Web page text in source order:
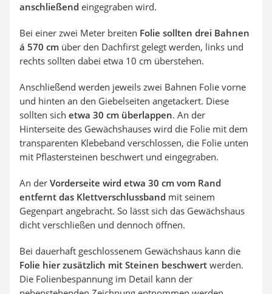
anschließend eingegraben wird.
Bei einer zwei Meter breiten Folie sollten drei Bahnen
á 570 cm über den Dachfirst gelegt werden, links und
rechts sollten dabei etwa 10 cm überstehen.
Anschließend werden jeweils zwei Bahnen Folie vorne
und hinten an den Giebelseiten angetackert. Diese
sollten sich etwa 30 cm überlappen. An der
Hinterseite des Gewächshauses wird die Folie mit dem
transparenten Klebeband verschlossen, die Folie unten
mit Pflastersteinen beschwert und eingegraben.
An der Vorderseite wird etwa 30 cm vom Rand
entfernt das Klettverschlussband mit seinem
Gegenpart angebracht. So lässt sich das Gewächshaus
dicht verschließen und dennoch öffnen.
Bei dauerhaft geschlossenem Gewächshaus kann die
Folie hier zusätzlich mit Steinen beschwert werden.
Die Folienbespannung im Detail kann der